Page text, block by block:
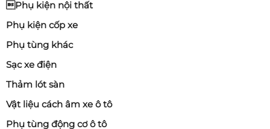
Phụ kiện nội thất
Phụ kiện cốp xe
Phụ tùng khác
Sạc xe điện
Thảm lót sàn
Vật liệu cách âm xe ô tô
Phụ tùng động cơ ô tô